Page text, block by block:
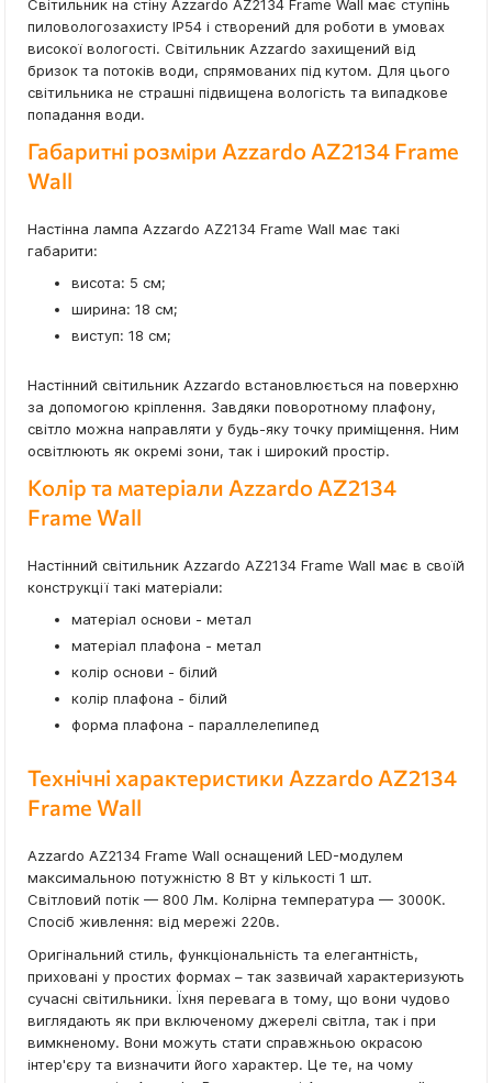
Світильник на стіну Azzardo AZ2134 Frame Wall має ступінь
пиловологозахисту IP54 і створений для роботи в умовах
високої вологості. Світильник Azzardo захищений від
бризок та потоків води, спрямованих під кутом. Для цього
світильника не страшні підвищена вологість та випадкове
попадання води.
Габаритні розміри Azzardo AZ2134 Frame
Wall
Настінна лампа Azzardo AZ2134 Frame Wall має такі
габарити:
висота: 5 см;
ширина: 18 см;
виступ: 18 см;
Настінний світильник Azzardo встановлюється на поверхню
за допомогою кріплення. Завдяки поворотному плафону,
світло можна направляти у будь-яку точку приміщення. Ним
освітлюють як окремі зони, так і широкий простір.
Колір та матеріали Azzardo AZ2134
Frame Wall
Настінний світильник Azzardo AZ2134 Frame Wall має в своїй
конструкції такі матеріали:
матеріал основи - метал
матеріал плафона - метал
колір основи - білий
колір плафона - білий
форма плафона - параллелепипед
Технічні характеристики Azzardo AZ2134
Frame Wall
Azzardo AZ2134 Frame Wall оснащений LED-модулем
максимальною потужністю 8 Вт у кількості 1 шт.
Світловий потік — 800 Лм. Колірна температура — 3000K.
Спосіб живлення: від мережі 220в.
Оригінальний стиль, функціональність та елегантність,
приховані у простих формах – так зазвичай характеризують
сучасні світильники. Їхня перевага в тому, що вони чудово
виглядають як при включеному джерелі світла, так і при
вимкненому. Вони можуть стати справжньою окрасою
інтер'єру та визначити його характер. Це те, на чому